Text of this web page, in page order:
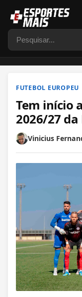
Pesquisar
FUTEBOL EUROPEU
Tem início
2026/27
Vinicius